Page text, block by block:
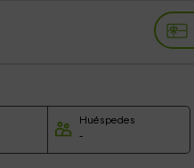
Huéspedes